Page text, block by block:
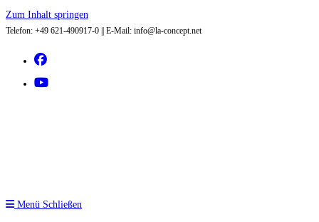
Zum Inhalt springen
Telefon: +49 621-490917-0 || E-Mail: info@la-concept.net
Menü Schließen